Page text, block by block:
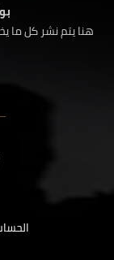
هنا يتم نشر كل ما